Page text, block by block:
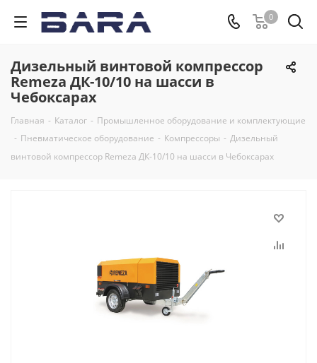
0
Дизельный винтовой компрессор
Remeza ДК-10/10 на шасси в
Чебоксарах
Главная - Каталог - Промышленное оборудование и комплектующие
- Пневматическое оборудование - Компрессоры - Дизельный
винтовой компрессор Remeza ДК-10/10 на шасси в Чебоксарах